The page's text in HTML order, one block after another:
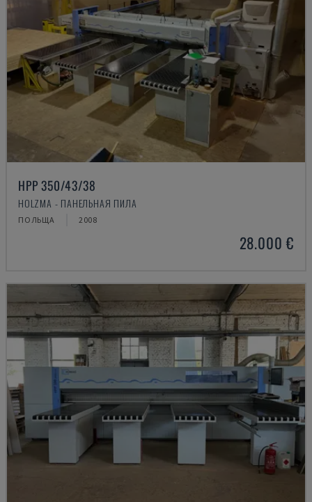
HPP 350/43/38
HOLZMA - ПАНЕЛЬНАЯ ПИЛА
ПОЛЬЩА 2008
28.000 €